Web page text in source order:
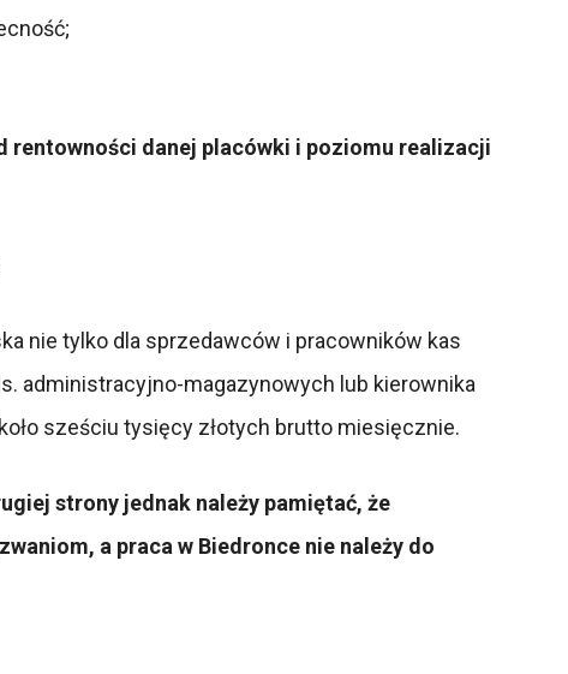
rentowności danej placówki i poziomu realizacji
nie tylko dla sprzedawców i pracowników kas
administracyjno-magazynowych lub kierownika
sześciu tysięcy złotych brutto miesięcznie.
strony jednak należy pamiętać, że
a praca w Biedronce nie należy do